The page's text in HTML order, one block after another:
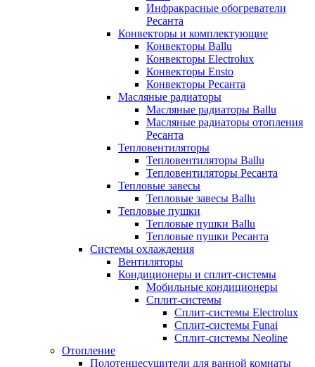
Инфракрасные обогреватели
Ресанта
Конвекторы и комплектующие
Конвекторы Ballu
Конвекторы Electrolux
Конвекторы Ensto
Конвекторы Ресанта
Масляные радиаторы
Масляные радиаторы Ballu
Масляные радиаторы отопления
Ресанта
Тепловентиляторы
Тепловентиляторы Ballu
Тепловентиляторы Ресанта
Тепловые завесы
Тепловые завесы Ballu
Тепловые пушки
Тепловые пушки Ballu
Тепловые пушки Ресанта
Системы охлаждения
Вентиляторы
Кондиционеры и сплит-системы
Мобильные кондиционеры
Сплит-системы
Сплит-системы Electrolux
Сплит-системы Funai
Сплит-системы Neoline
Отопление
Полотенцесушители для ванной комнаты